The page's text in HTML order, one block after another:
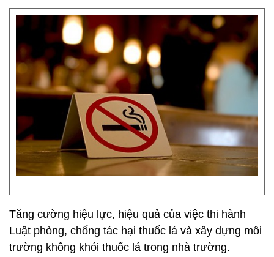
Tăng cường hiệu lực, hiệu quả của việc thi hành
Luật phòng, chống tác hại thuốc lá và xây dựng môi
trường không khói thuốc lá trong nhà trường.